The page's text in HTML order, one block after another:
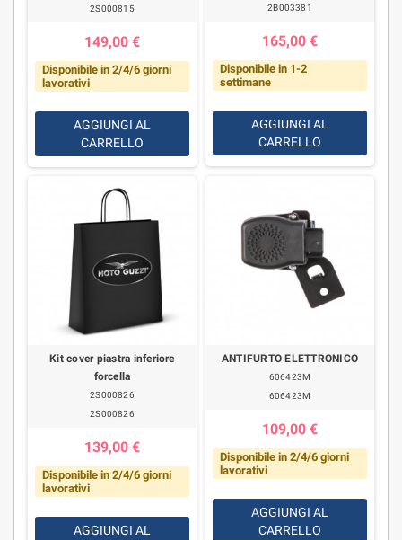
2S000815
149,00 €
Disponibile in 2/4/6 giorni
lavorativi
AGGIUNGI AL
CARRELLO
2B003381
165,00 €
Disponibile in 1-2
settimane
AGGIUNGI AL
CARRELLO
Kit cover piastra inferiore
forcella
2S000826
2S000826
139,00 €
Disponibile in 2/4/6 giorni
lavorativi
AGGIUNGI AL
ANTIFURTO ELETTRONICO
606423M
606423M
109,00 €
Disponibile in 2/4/6 giorni
lavorativi
AGGIUNGI AL
CARRELLO